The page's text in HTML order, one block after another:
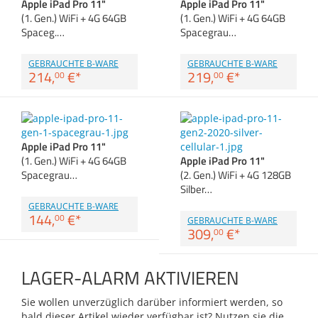
Zubehör
Anmelden | Registrieren
Merkzettel
Apple iPad Pro 11"
(1. Gen.) WiFi + 4G 64GB
Spaceg.…
GEBRAUCHTE B-WARE
214,00 €*
Apple iPad Pro 11"
(1. Gen.) WiFi + 4G 64GB
Spacegrau…
GEBRAUCHTE B-WARE
219,00 €*
Apple iPad Pro 11"
(1. Gen.) WiFi + 4G 64GB
Spacegrau…
GEBRAUCHTE B-WARE
144,00 €*
Apple iPad Pro 11"
(2. Gen.) WiFi + 4G 128GB
Silber…
GEBRAUCHTE B-WARE
309,00 €*
LAGER-ALARM AKTIVIEREN
Sie wollen unverzüglich darüber informiert werden, so